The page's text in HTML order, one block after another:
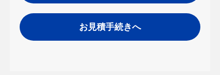
お見積手続きへ